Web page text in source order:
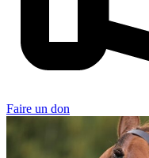
Faire un don